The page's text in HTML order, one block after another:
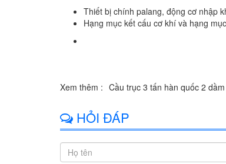
Thiết bị chính palang, động cơ nhập
Hạng mục kết cấu cơ khí và hạng
Xem thêm : Cầu trục 3 tấn hàn quốc 2
HỎI ĐÁP